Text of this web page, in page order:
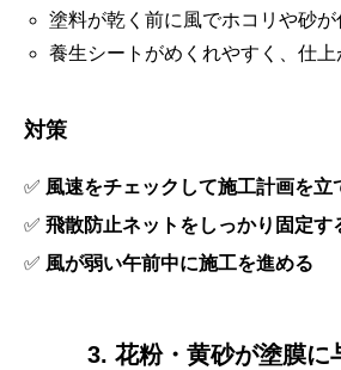
塗料が乾く前に風でホコリや砂が
養生シートがめくれやすく、仕
対策
✅ 風速をチェックして施工計画を立
✅ 飛散防止ネットをしっかり固定す
✅ 風が弱い午前中に施工を進める
3. 花粉・黄砂が塗膜に